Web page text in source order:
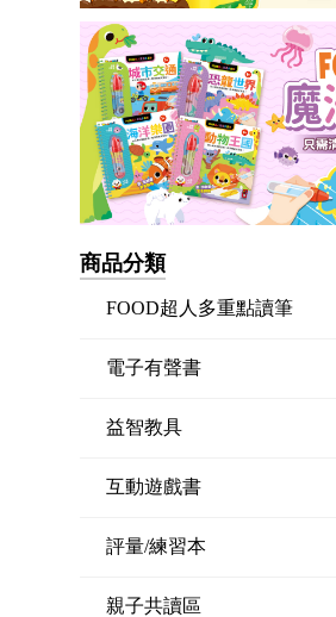
商品分類
FOOD超人多重點讀筆
電子有聲書
益智教具
互動遊戲書
評量/練習本
親子共讀區